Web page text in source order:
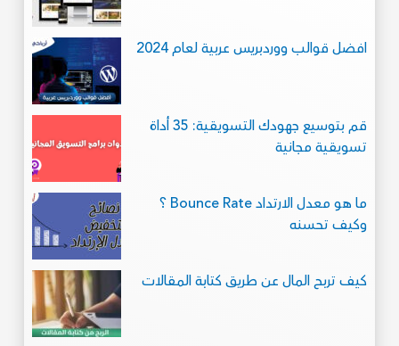
افضل قوالب ووردبريس عربية لعام 2024
قم بتوسيع جهودك التسويقية: 35 أداة
تسويقية مجانية
ما هو معدل الارتداد Bounce Rate ؟
وكيف تحسنه
كيف تربح المال عن طريق كتابة المقالات